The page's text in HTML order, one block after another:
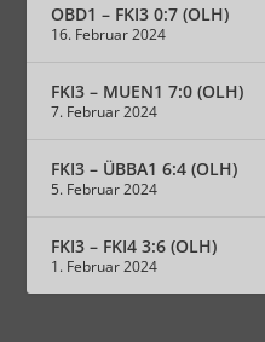
OBD1 – FKI3 0:7 (OLH)
16. Februar 2024
FKI3 – MUEN1 7:0 (OLH)
7. Februar 2024
FKI3 – ÜBBA1 6:4 (OLH)
5. Februar 2024
FKI3 – FKI4 3:6 (OLH)
1. Februar 2024